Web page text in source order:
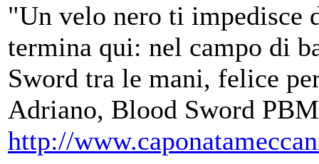
"Un velo nero ti impedisce
termina qui: nel campo di
Sword tra le mani, felice
Adriano, Blood Sword PBM
http://